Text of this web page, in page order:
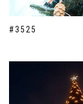
#3525